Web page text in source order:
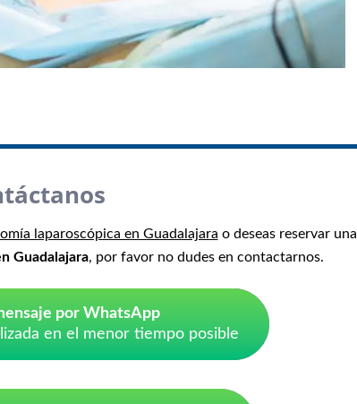
laparoscópica en Guadalajara o deseas reservar una
Guadalajara, por favor no dudes en contactarnos.
por WhatsApp
en el menor tiempo posible